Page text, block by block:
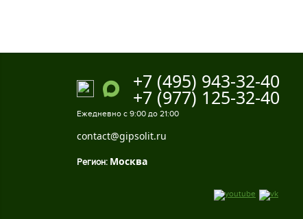
+7 (495) 943-32-40
+7 (977) 125-32-40
Ежедневно с 9:00 до 21:00
contact@gipsolit.ru
Регион: Москва